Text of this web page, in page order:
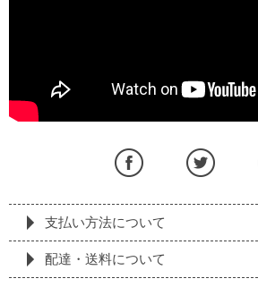
支払い方法について
配達・送料について